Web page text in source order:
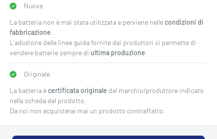
Nuova
La batteria non è mai stata utilizzata e perviene nellecondizioni di
fabbricazione.
L’adozione delle linee guida fornite dai produttori ci permette di
vendere batterie sempre di ultima produzione.
Originale
La batteria ècertificata originale del marchio/produttore indicato
nella scheda del prodotto.
Da noi non acquisterai mai un prodotto contraffatto.